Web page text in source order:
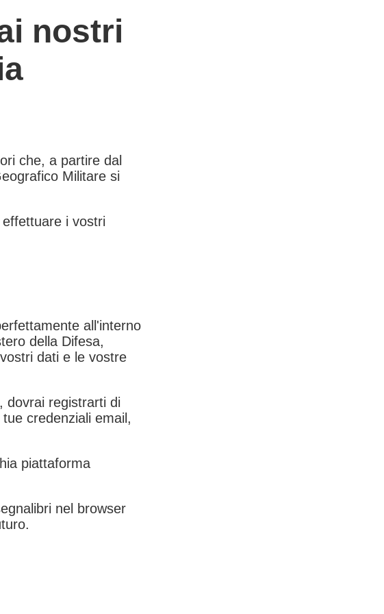
nostri
che, a partire dal
Militare si
i vostri
all'interno
della Difesa,
dati e le vostre
dovrai registrarti di
credenziali email,
piattaforma
nel browser